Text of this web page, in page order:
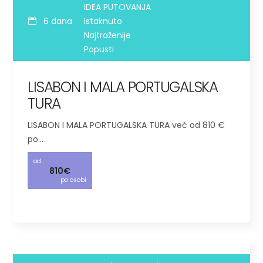
6 dana
IDEA PUTOVANJA
Istaknuto
Najtraženije
Popusti
LISABON I MALA PORTUGALSKA
TURA
LISABON I MALA PORTUGALSKA TURA već od 810 €
po…
od
810€
po osobi